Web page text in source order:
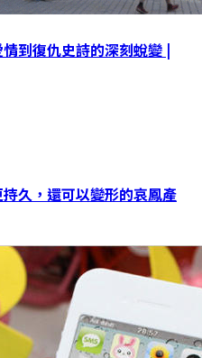
到復仇史詩的深刻蛻變 |
久，還可以變形的哀鳳產